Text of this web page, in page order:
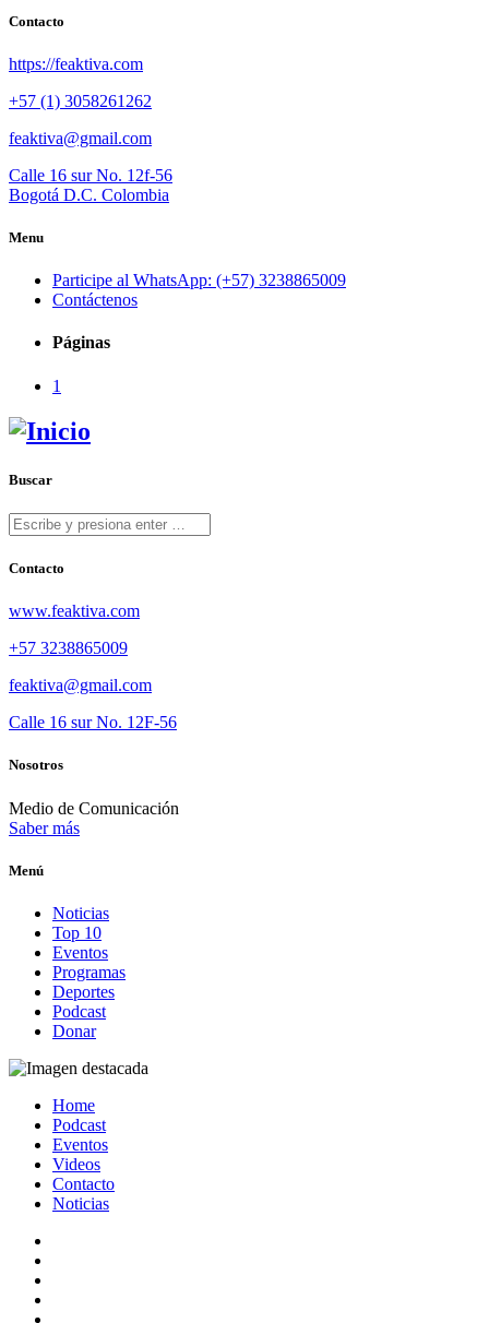
Contacto
https://feaktiva.com
+57 (1) 3058261262
feaktiva@gmail.com
Calle 16 sur No. 12f-56
Bogotá D.C. Colombia
Menu
Participe al WhatsApp: (+57) 3238865009
Contáctenos
Páginas
1
Buscar
Contacto
www.feaktiva.com
+57 3238865009
feaktiva@gmail.com
Calle 16 sur No. 12F-56
Nosotros
Medio de Comunicación
Saber más
Menú
Noticias
Top 10
Eventos
Programas
Deportes
Podcast
Donar
Home
Podcast
Eventos
Videos
Contacto
Noticias